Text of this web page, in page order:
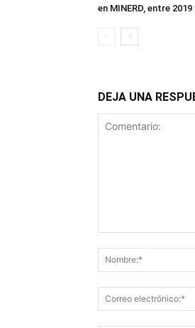
en MINERD, entre 2019
DEJA UNA